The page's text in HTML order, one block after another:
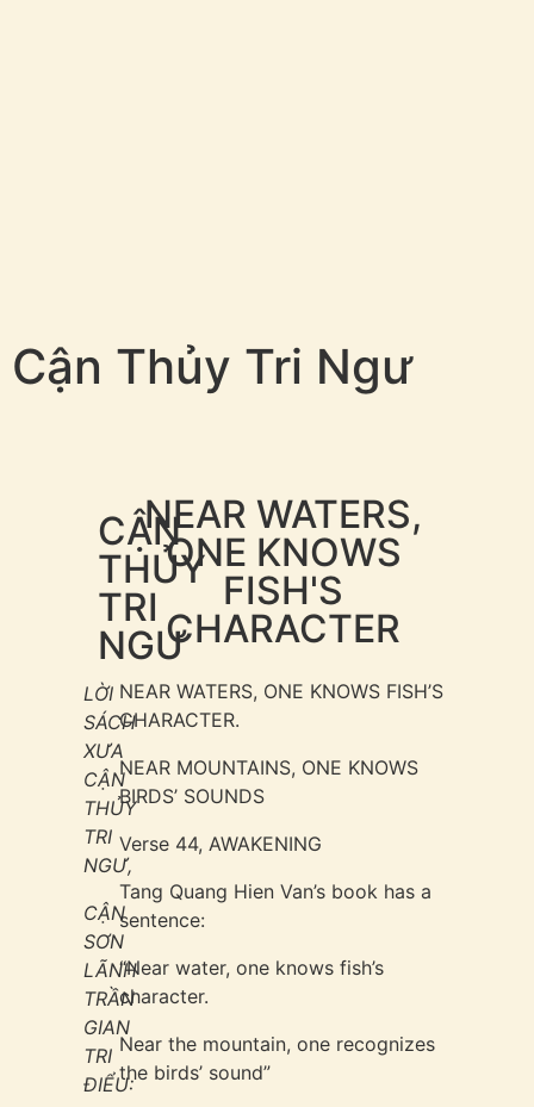
Cận Thủy Tri Ngư
CẬN
THỦY
TRI
NGƯ
LỜI
SÁCH
XƯA
CẬN
THỦY
TRI
NGƯ,
CẬN
SƠN
LÃNH
TRẦN
GIAN
TRI
ĐIỂU:
NEAR WATERS,
ONE KNOWS
FISH'S
CHARACTER
NEAR WATERS, ONE KNOWS FISH’S
CHARACTER.
NEAR MOUNTAINS, ONE KNOWS
BIRDS’ SOUNDS
Verse 44, AWAKENING
Tang Quang Hien Van’s book has a
sentence:
“Near water, one knows fish’s
character.
Near the mountain, one recognizes
the birds’ sound”